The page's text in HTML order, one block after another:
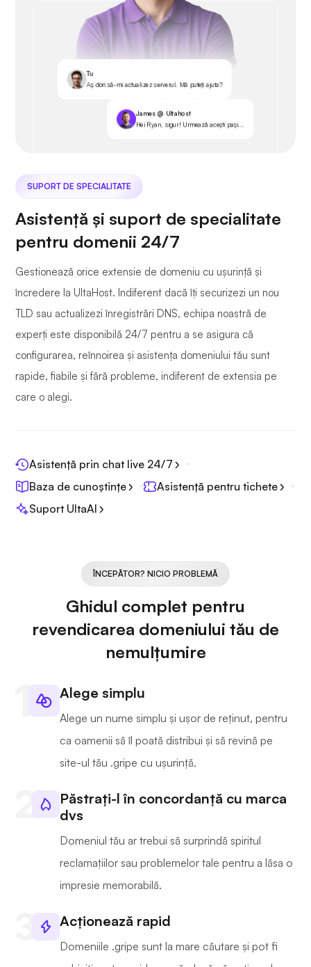
Tu
Aș dori să-mi actualizez serverul. Mă puteți ajuta?
James @ Ultahost
Hei Ryan, sigur! Urmează acești pași...
SUPORT DE SPECIALITATE
Asistență și suport de specialitate
pentru domenii 24/7
Gestionează orice extensie de domeniu cu ușurință și
încredere la UltaHost. Indiferent dacă îți securizezi un nou
TLD sau actualizezi înregistrări DNS, echipa noastră de
experți este disponibilă 24/7 pentru a se asigura că
configurarea, reînnoirea și asistența domeniului tău sunt
rapide, fiabile și fără probleme, indiferent de extensia pe
care o alegi.
Asistență prin chat live 24/7
Baza de cunoștințe
Asistență pentru tichete
Suport UltaAI
ÎNCEPĂTOR? NICIO PROBLEMĂ
Ghidul complet pentru
revendicarea domeniului tău de
nemulțumire
Alege simplu
Alege un nume simplu și ușor de reținut, pentru
ca oamenii să îl poată distribui și să revină pe
site-ul tău .gripe cu ușurință.
Păstrați-l în concordanță cu marca
dvs
Domeniul tău ar trebui să surprindă spiritul
reclamațiilor sau problemelor tale pentru a lăsa o
impresie memorabilă.
Acționează rapid
Domeniile .gripe sunt la mare căutare și pot fi